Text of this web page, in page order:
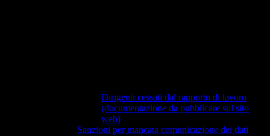
Dirigenti cessati dal rapporto di lavoro
(documentazione da pubblicare sul sito
web)
Sanzioni per mancata comunicazione dei dati